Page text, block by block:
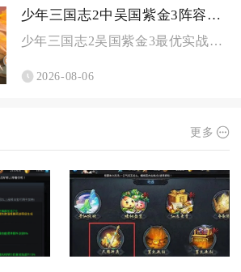
少年三国志2中吴国紫金3阵容怎么打
少年三国志2吴国紫金3最优实战阵容为太史慈、孙鲁班、鲁肃、周...
2026-08-06
更多